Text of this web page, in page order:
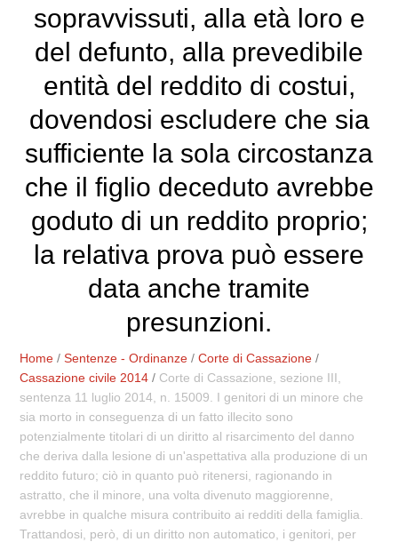
sopravvissuti, alla età loro e
del defunto, alla prevedibile
entità del reddito di costui,
dovendosi escludere che sia
sufficiente la sola circostanza
che il figlio deceduto avrebbe
goduto di un reddito proprio;
la relativa prova può essere
data anche tramite
presunzioni.
Home /Sentenze - Ordinanze /Corte di Cassazione /
Cassazione civile 2014 / Corte di Cassazione, sezione III,
sentenza 11 luglio 2014, n. 15009. I genitori di un minore che
sia morto in conseguenza di un fatto illecito sono
potenzialmente titolari di un diritto al risarcimento del danno
che deriva dalla lesione di un'aspettativa alla produzione di un
reddito futuro; ciò in quanto può ritenersi, ragionando in
astratto, che il minore, una volta divenuto maggiorenne,
avrebbe in qualche misura contribuito ai redditi della famiglia.
Trattandosi, però, di un diritto non automatico, i genitori, per